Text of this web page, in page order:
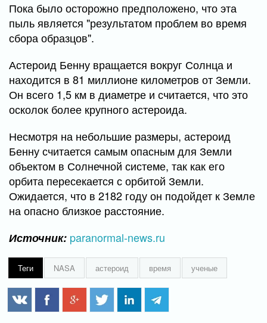
Пока было осторожно предположено, что эта
пыль является "результатом проблем во время
сбора образцов".
Астероид Бенну вращается вокруг Солнца и
находится в 81 миллионе километров от Земли.
Он всего 1,5 км в диаметре и считается, что это
осколок более крупного астероида.
Несмотря на небольшие размеры, астероид
Бенну считается самым опасным для Земли
объектом в Солнечной системе, так как его
орбита пересекается с орбитой Земли.
Ожидается, что в 2182 году он подойдет к Земле
на опасно близкое расстояние.
Источник: paranormal-news.ru
Теги NASA астероид время ученые